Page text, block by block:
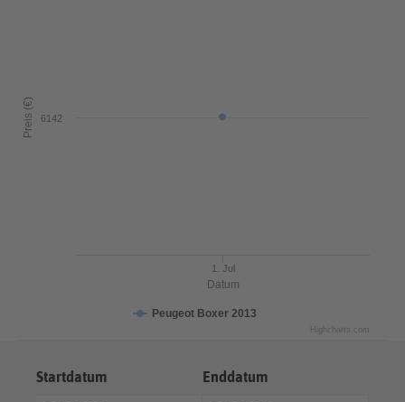
Datum
Preis (€)
Peugeot Boxer 2013
1. Jul
6142
Highcharts.com
Startdatum Enddatum